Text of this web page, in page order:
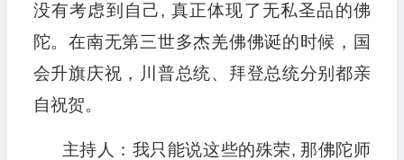
没有考虑到自己, 真正体现了无私圣品的佛
陀。在南无第三世多杰羌佛佛诞的时候，国
会升旗庆祝，川普总统、拜登总统分别都亲
自祝贺。
主持人：我只能说这些的殊荣, 那佛陀师